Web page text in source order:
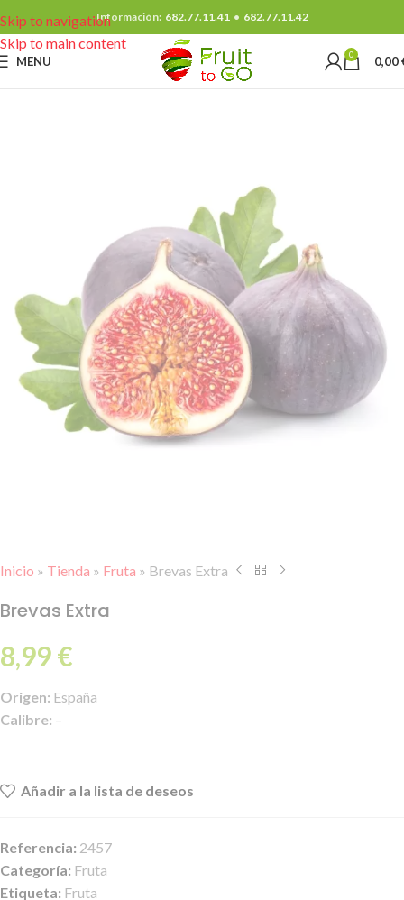
Skip to navigation
Skip to main content
Información: 682.77.11.41• 682.77.11.42
MENU 0 0,00
Inicio » Tienda » Fruta » Brevas Extra
Brevas Extra
8,99€
Origen: España
Calibre: –
Añadir a la lista de deseos
Referencia: 2457
Categoría: Fruta
Etiqueta: Fruta